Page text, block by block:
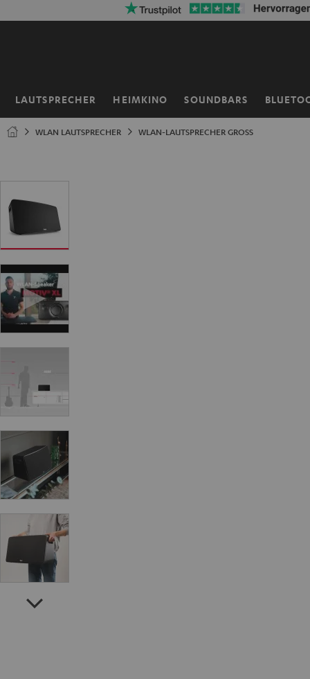
50%
LAUTSPRECHER HEIMKINO SOUNDBARS
Startseite
WLAN LAUTSPRECHER WLAN-LAUTSPRECHER GROSS